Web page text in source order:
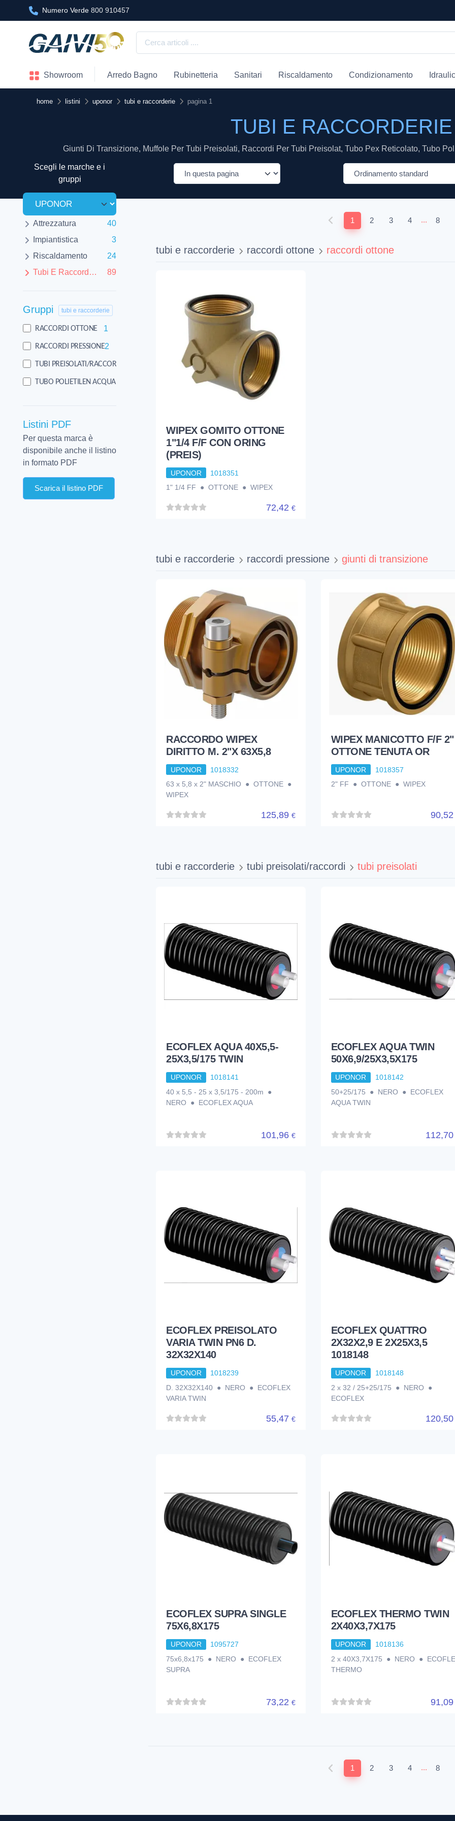
Numero Verde 800 910457
Showroom Arredo Bagno Rubinetteria Sanitari Riscaldamento Condizionamento
home listini uponor tubi e raccorderie pagina 1
TUBI E RACCORDERIE
Giunti Di Transizione, Muffole Per Tubi Preisolati, Raccordi Per Tubi Preisolat, Tubo Pex Reticolato, Tubo
Scegli le marche e i
gruppi
Attrezzatura
40
Impiantistica
3
Riscaldamento
24
Tubi E Raccorderie
89
Gruppi tubi e raccorderie
RACCORDI OTTONE 1
RACCORDI PRESSIONE2
TUBI PREISOLATI/RACCORDI
TUBO POLIETILEN ACQUAEGAS
Listini PDF
Per questa marca è
disponibile anche il listino
in formato PDF
Scarica il listino PDF
1 2 3 4 ... 8
tubi e raccorderie raccordi ottone raccordi ottone
WIPEX GOMITO OTTONE
1"1/4 F/F CON ORING
(PREIS)
UPONOR
1018351
1" 1/4 FF ● OTTONE ● WIPEX
72,42 €
tubi e raccorderie raccordi pressione giunti di transizione
RACCORDO WIPEX
DIRITTO M. 2"X 63X5,8
UPONOR
1018332
63 x 5,8 x 2" MASCHIO ● OTTONE ●
WIPEX
125,89 €
WIPEX MANICOTTO F/F 2"
OTTONE TENUTA OR
UPONOR
1018357
2" FF ● OTTONE ● WIPEX
tubi e raccorderie tubi preisolati/raccordi tubi preisolati
ECOFLEX AQUA 40X5,5-
25X3,5/175 TWIN
UPONOR
1018141
40 x 5,5 - 25 x 3,5/175 - 200m ●
NERO ● ECOFLEX AQUA
101,96 €
ECOFLEX AQUA TWIN
50X6,9/25X3,5X175
UPONOR
1018142
50+25/175 ● NERO ● ECOFLEX
AQUA TWIN
ECOFLEX PREISOLATO
VARIA TWIN PN6 D.
32X32X140
UPONOR
1018239
D. 32X32X140 ● NERO ● ECOFLEX
VARIA TWIN
55,47 €
ECOFLEX QUATTRO
2X32X2,9 E 2X25X3,5
1018148
UPONOR
1018148
2 x 32 / 25+25/175 ● NERO ●
ECOFLEX
ECOFLEX SUPRA SINGLE
75X6,8X175
UPONOR
1095727
75x6,8x175 ● NERO ● ECOFLEX
SUPRA
73,22 €
ECOFLEX THERMO TWIN
2X40X3,7X175
UPONOR
1018136
2 x 40X3,7X175 ● NERO ●
THERMO
1 2 3 4 ... 8